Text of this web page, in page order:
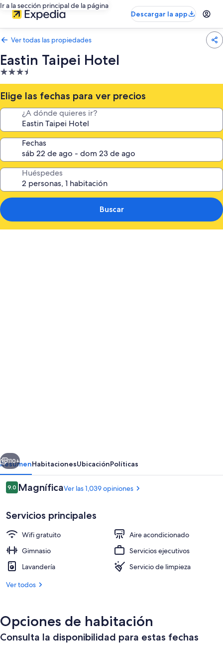
Ir a la sección principal de la página
Descargar la app
Ver todas las propiedades
Eastin Taipei Hotel
Propiedad
de
3.5
estrellas
Elige las fechas para ver precios
¿A dónde quieres ir?
Fechas
Huéspedes
Buscar
Habitación cuádruple panorámica |
Siguiente
110+
ResumenHabitacionesUbicaciónPolíticas
Opiniones
9.09.0 de 10,
MagníficaVer las 1,039 opiniones
Servicios principales
Wifi gratuito
Aire acondicionado
Gimnasio
Servicios ejecutivos
Lavandería
Servicio de limpieza
Ver todos
Opciones de habitación
Consulta la disponibilidad para estas fechas